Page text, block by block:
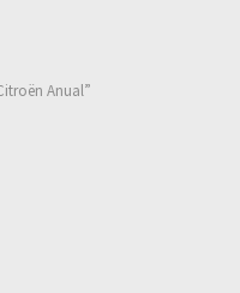
Anual”